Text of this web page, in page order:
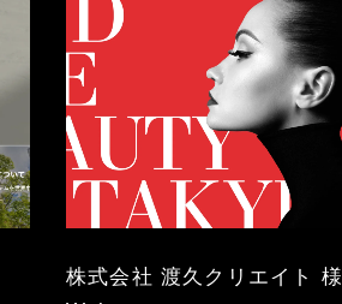
株式会社 渡久クリエイト 様